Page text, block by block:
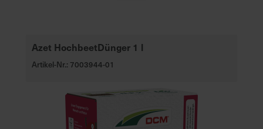
Azet HochbeetDünger 1 l
Artikel-Nr.: 7003944-01